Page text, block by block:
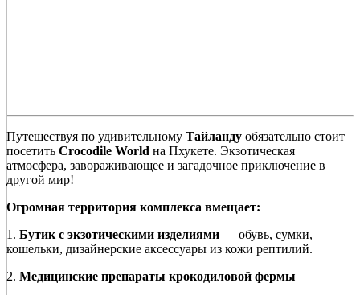
Путешествуя по удивительному Тайланду обязательно стоит
посетить Crocodile World на Пхукете. Экзотическая
атмосфера, завораживающее и загадочное приключение в
другой мир!
Огромная территория комплекса вмещает:
1. Бутик с экзотическими изделиями — обувь, сумки,
кошельки, дизайнерские аксессуары из кожи рептилий.
2. Медицинские препараты крокодиловой фермы